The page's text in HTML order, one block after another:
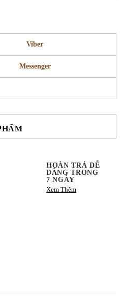
Viber
Messenger
HOÀN TRẢ DỄ
DÀNG TRONG
7 NGÀY
Xem Thêm